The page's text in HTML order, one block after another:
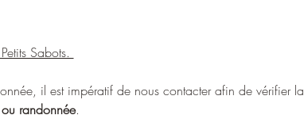
Sabots.
il est impératif de nous contacter afin de vérifier la
randonnée.